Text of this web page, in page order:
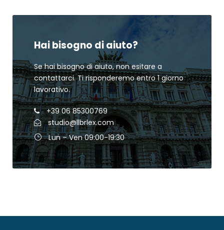
Hai bisogno di aiuto?
Se hai bisogno di aiuto, non esitare a
contattarci. Ti risponderemo entro 1 giorno
lavorativo.
+39 06 85300769
studio@llbrlex.com
Lun – Ven 09:00-19:30